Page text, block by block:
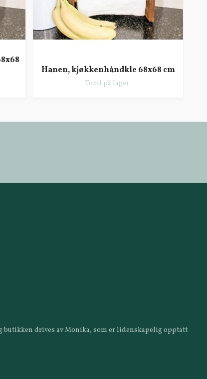
Hanen, kjøkkenhåndkle 68x68 cm
Tomt på lager
drives av Monika, som er lidenskapelig opptatt